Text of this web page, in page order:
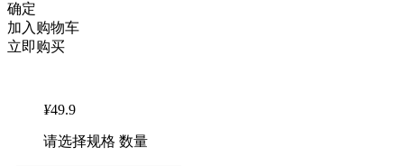
确定
加入购物车
立即购买
¥49.9
请选择规格 数量